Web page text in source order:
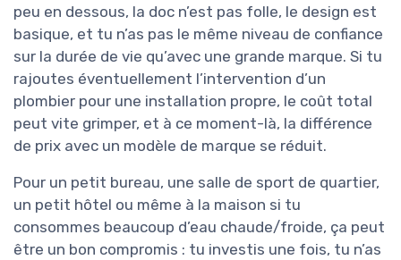
peu en dessous, la doc n’est pas folle, le design est
basique, et tu n’as pas le même niveau de confiance
sur la durée de vie qu’avec une grande marque. Si tu
rajoutes éventuellement l’intervention d’un
plombier pour une installation propre, le coût total
peut vite grimper, et à ce moment-là, la différence
de prix avec un modèle de marque se réduit.
Pour un petit bureau, une salle de sport de quartier,
un petit hôtel ou même à la maison si tu
consommes beaucoup d’eau chaude/froide, ça peut
être un bon compromis : tu investis une fois, tu n’as